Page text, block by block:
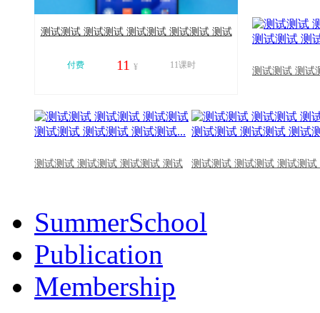
测试测试 测试测试 测试测试 测试测试 测试
付费 11 ¥
11课时
测试测试 测试
测试测试 测试测试 测试测试 测试 测试测试 测试测试 测试测试
SummerSchool
Publication
Membership